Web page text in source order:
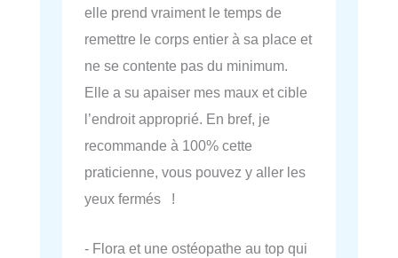
elle prend vraiment le temps de
remettre le corps entier à sa place et
ne se contente pas du minimum.
Elle a su apaiser mes maux et cible
l’endroit approprié. En bref, je
recommande à 100% cette
praticienne, vous pouvez y aller les
yeux fermés !
- Flora et une ostéopathe au top qui